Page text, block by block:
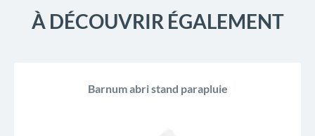
À DÉCOUVRIR ÉGALEMENT
Barnum abri stand parapluie